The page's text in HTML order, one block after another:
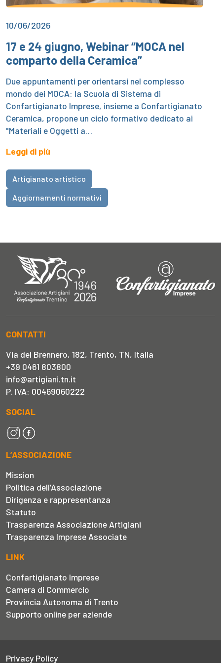
10/06/2026
17 e 24 giugno, Webinar “MOCA nel
comparto della Ceramica”
Due appuntamenti per orientarsi nel complesso
mondo dei MOCA: la Scuola di Sistema di
Confartigianato Imprese, insieme a Confartigianato
Ceramica, propone un ciclo formativo dedicato ai
"Materiali e Oggetti a…
Leggi di più
Artigianato artistico
Aggiornamenti normativi
CONTATTI
Via del Brennero, 182, Trento, TN, Italia
+39 0461 803800
info@artigiani.tn.it
P. IVA: 00469060222
SOCIAL
L’ASSOCIAZIONE
Mission
Politica dell’Associazione
Dirigenza e rappresentanza
Statuto
Trasparenza Associazione Artigiani
Trasparenza Imprese Associate
LINK
Confartigianato Imprese
Camera di Commercio
Provincia Autonoma di Trento
Supporto online per aziende
Privacy Policy